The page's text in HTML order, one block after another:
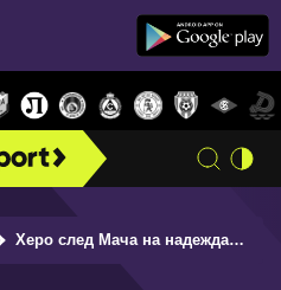
Херо след Мача на надеждата в Бургас: Показахме доброто лице на нашия град